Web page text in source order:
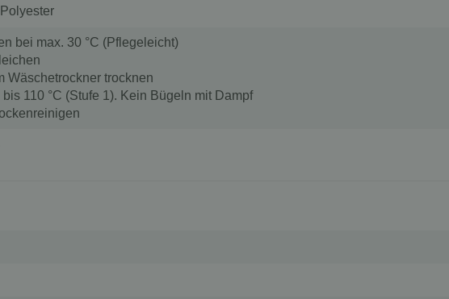
bei max. 30 °C (Pflegeleicht)
Wäschetrockner trocknen
bis 110 °C (Stufe 1). Kein Bügeln mit Dampf